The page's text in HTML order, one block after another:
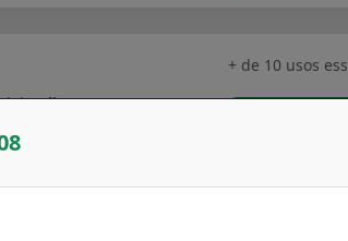
lojaAliexpress
+ de 10 usos